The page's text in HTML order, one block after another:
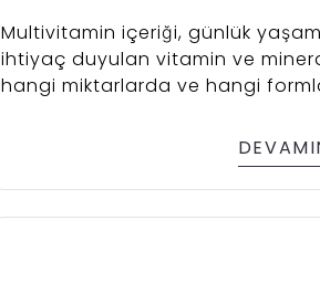
Multivitamin içeriği, günlük
ihtiyaç duyulan vitamin ve
hangi miktarlarda ve hangi
kaynağıdır. Kaliteli bir
ürününde B vitaminleri, C
vitamini, E vitamini, çinko,
magnezyum ve diğer temel